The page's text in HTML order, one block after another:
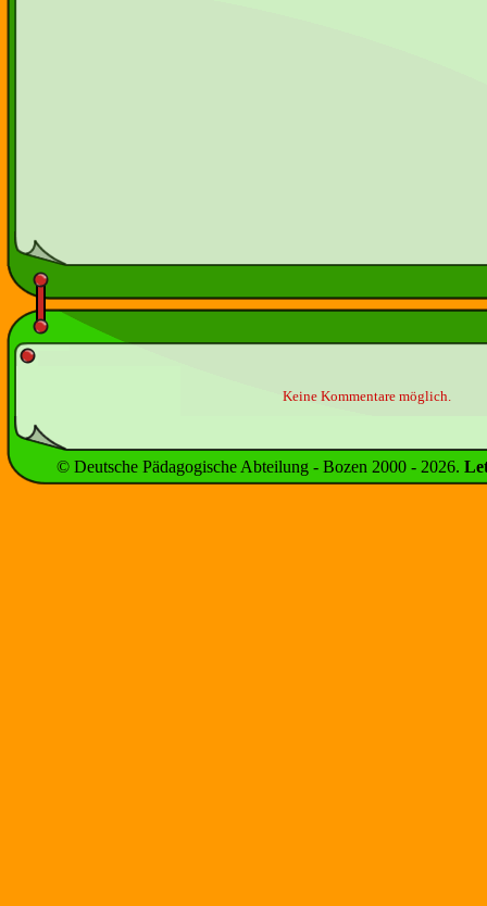
Keine Kommentare möglich.
© Deutsche Pädagogische Abteilung - Bozen 2000 - 2026.